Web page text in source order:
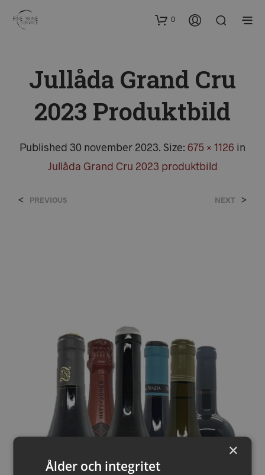
0
Jullåda Grand Cru
2023 Produktbild
Published 30 november 2023. Size: 675 × 1126 in
Jullåda Grand Cru 2023 produktbild
< PREVIOUS NEXT >
×
Ålder och integritet